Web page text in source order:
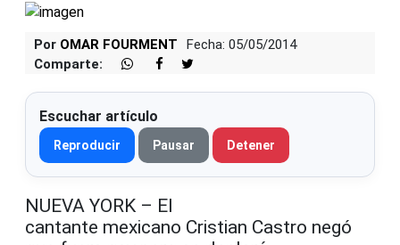
Por OMAR FOURMENT
Fecha: 05/05/2014
Comparte:
Escuchar artículo
Reproducir Pausar Detener
NUEVA YORK – El
cantante mexicano Cristian Castro negó